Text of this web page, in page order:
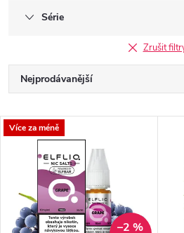
Série
Zrušit
Ř
a
e
n
Nejprodávanější
Nejlevnější
Nejdražší
Abecedně
V
p
Více za méně
–2 %